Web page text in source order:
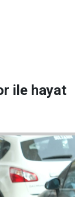
ile hayat